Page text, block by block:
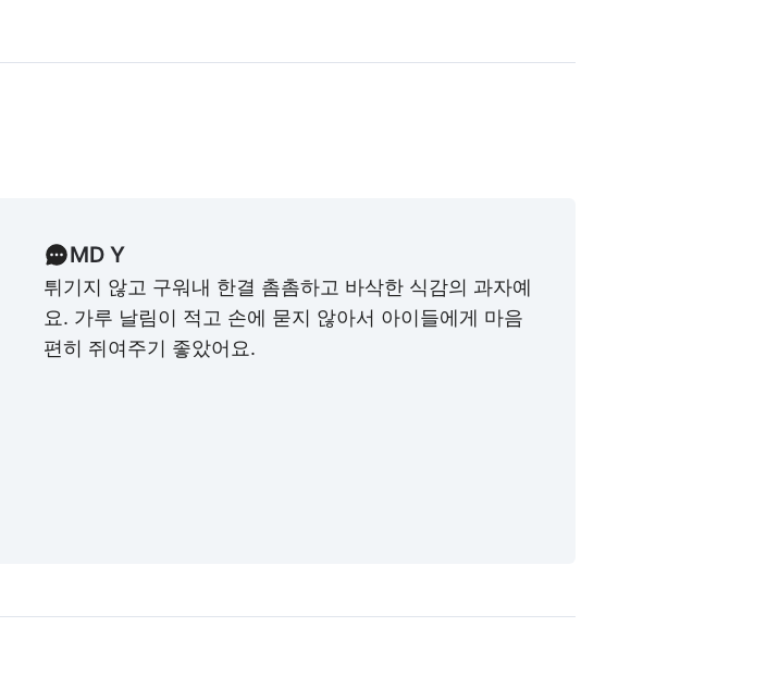
MD Y
튀기지 않고 구워내 한결 촘촘하고 바삭한 식감의 과자예
요. 가루 날림이 적고 손에 묻지 않아서 아이들에게 마음
편히 쥐여주기 좋았어요.